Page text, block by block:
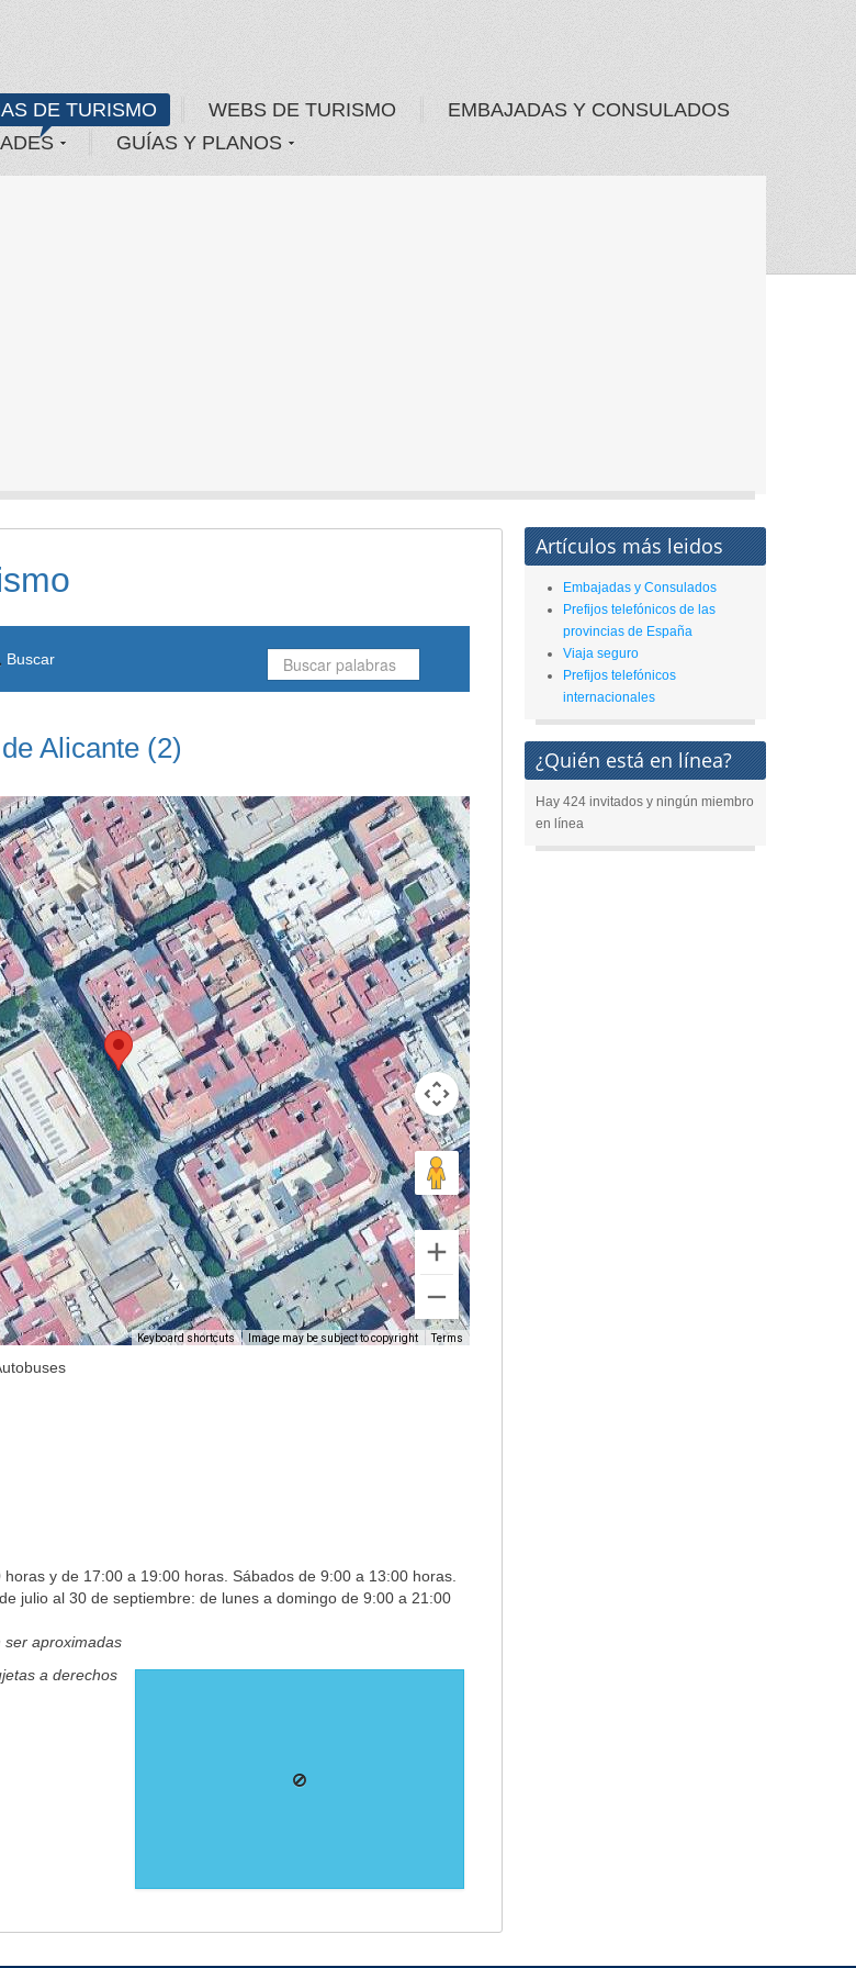
DE TURISMO WEBS DE TURISMO
EMBAJADAS Y CONSULADOS
GUÍAS Y PLANOS
Buscar
Alicante (2)
Keyboard shortcuts Image may be subject to copyright Terms
y de 17:00 a 19:00 horas. Sábados de 9:00 a 13:00 horas.
julio al 30 de septiembre: de lunes a domingo de 9:00 a 21:00
ser aproximadas
a derechos
Artículos más leidos
Embajadas y Consulados
Prefijos telefónicos de las
provincias de España
Viaja seguro
Prefijos telefónicos
internacionales
¿Quién está en línea?
Hay 424 invitados y ningún miembro
en línea